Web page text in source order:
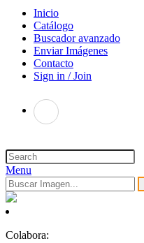
Inicio
Catálogo
Buscador avanzado
Enviar Imágenes
Contacto
Sign in / Join
Menu
Colabora: